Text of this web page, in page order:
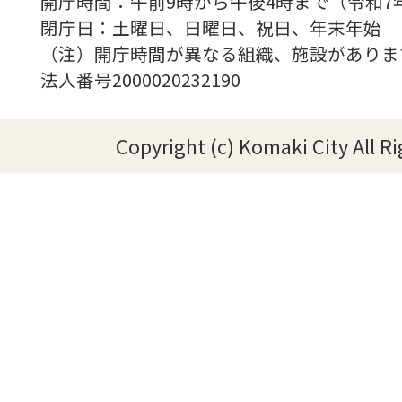
閉庁日：土曜日、日曜日、祝日、年末年始
（注）開庁時間が異なる組織、施設があり
法人番号2000020232190
Copyright (c) Komaki City All